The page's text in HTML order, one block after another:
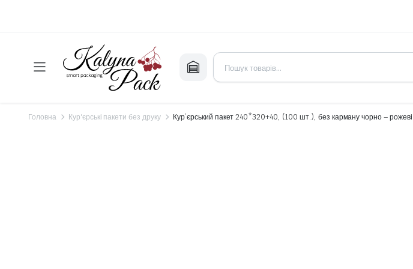
Головна Кур'єрські пакети без друку Кур’єрський пакет 240*320+40, (100 шт.), без карману чорно – рожеві